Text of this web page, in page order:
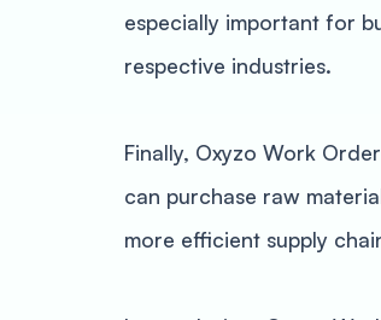
especially important for
respective industries.
Finally, Oxyzo Work
can purchase raw
more efficient supply